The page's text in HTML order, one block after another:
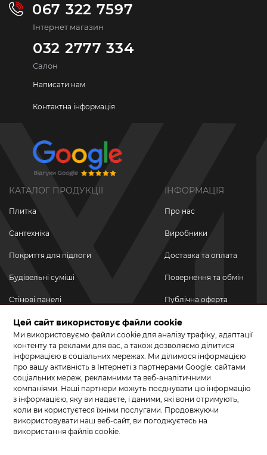
067 322 7597
Інтернет магазин
032 2777 334
Салон
Написати нам
Контактна інформація
КАТАЛОГ ПРОДУКЦІЇ
Плитка
Сантехніка
Покриття для підлоги
Будівельні суміші
Стінові панелі
Новинки
Акційні товари
Акції/Знижки
ІНФОРМАЦІЯ
Про нас
Виробники
Доставка та оплата
Повернення та обмін
Публічна оферта
Політика
конфіденційності
ПРИЄДНУЙТЕСЬ ДО НАС У СОЦМЕРЕЖАХ
Цей сайт використовує файли cookie
Ми використовуємо файли cookie для аналізу трафіку, адаптації
контенту та реклами для вас, а також дозволяємо ділитися
інформацією в соціальних мережах. Ми ділимося інформацією
про вашу активність в Інтернеті з партнерами Google: сайтами
соціальних мереж, рекламними та веб-аналітичними
компаніями. Наші партнери можуть поєднувати цю інформацію
з інформацією, яку ви надаєте, і даними, які вони отримують,
коли ви користуєтеся їхніми послугами. Продовжуючи
використовувати наш веб-сайт, ви погоджуєтесь на
використання файлів cookie.